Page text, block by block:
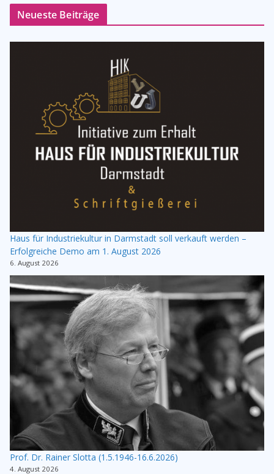
Neueste Beiträge
Haus für Industriekultur in Darmstadt soll verkauft werden –
Erfolgreiche Demo am 1. August 2026
6. August 2026
Prof. Dr. Rainer Slotta (1.5.1946-16.6.2026)
4. August 2026